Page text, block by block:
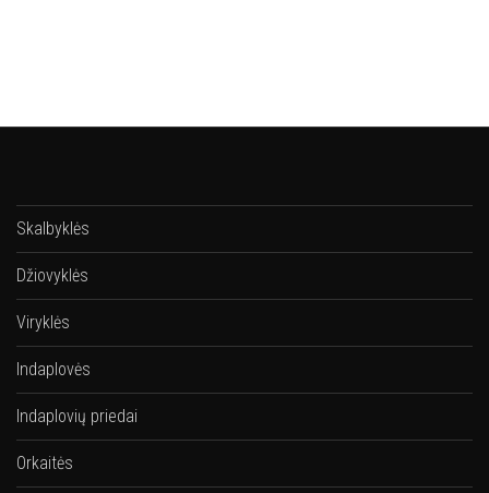
Skalbyklės
Džiovyklės
Viryklės
Indaplovės
Indaplovių priedai
Orkaitės